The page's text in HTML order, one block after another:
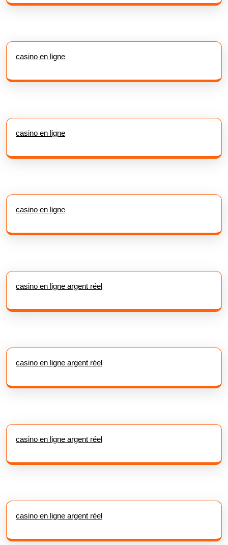
casino en ligne
casino en ligne
casino en ligne
casino en ligne argent réel
casino en ligne argent réel
casino en ligne argent réel
casino en ligne argent réel